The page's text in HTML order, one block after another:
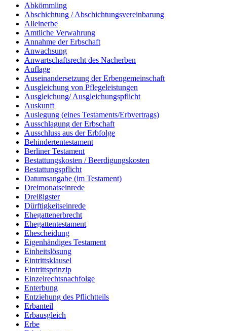
Abkömmling
Abschichtung / Abschichtungsvereinbarung
Alleinerbe
Amtliche Verwahrung
Annahme der Erbschaft
Anwachsung
Anwartschaftsrecht des Nacherben
Auflage
Auseinandersetzung der Erbengemeinschaft
Ausgleichung von Pflegeleistungen
Ausgleichung/ Ausgleichungspflicht
Auskunft
Auslegung (eines Testaments/Erbvertrags)
Ausschlagung der Erbschaft
Ausschluss aus der Erbfolge
Behindertentestament
Berliner Testament
Bestattungskosten / Beerdigungskosten
Bestattungspflicht
Datumsangabe (im Testament)
Dreimonatseinrede
Dreißigster
Dürftigkeitseinrede
Ehegattenerbrecht
Ehegattentestament
Ehescheidung
Eigenhändiges Testament
Einheitslösung
Eintrittsklausel
Eintrittsprinzip
Einzelrechtsnachfolge
Enterbung
Entziehung des Pflichtteils
Erbanteil
Erbausgleich
Erbe